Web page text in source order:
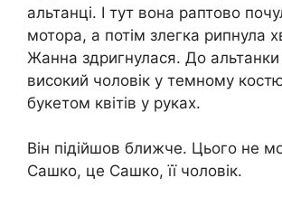
альтанці. І тут вона раптово
мотора, а потім злегка рипнула
Жанна здригнулася. До
високий чоловік у темному
букетом квітів у руках.
Він підійшов ближче. Цього не
Сашко, це Сашко, її чоловік.